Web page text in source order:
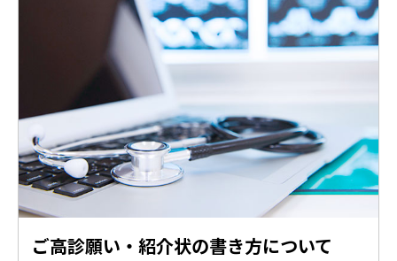
ご高診願い・紹介状の書き方について